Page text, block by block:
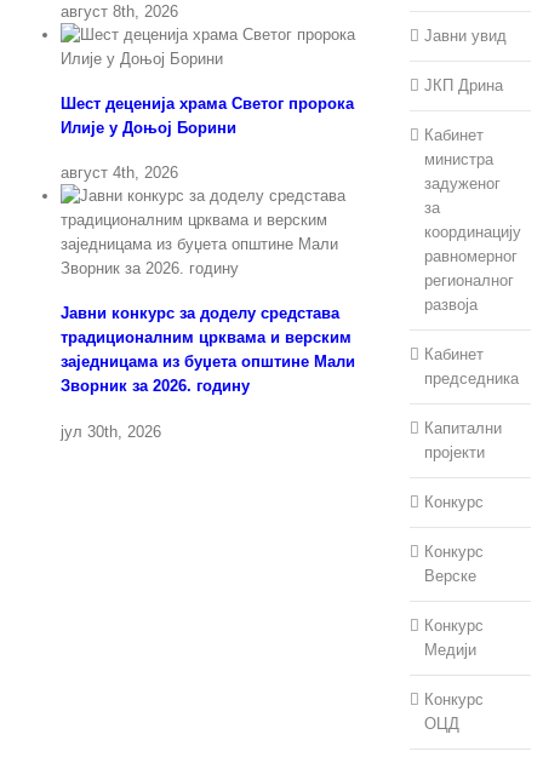
август 8th, 2026
Шест деценија храма Светог пророка
Илије у Доњој Борини
август 4th, 2026
Јавни конкурс за доделу средстава
традиционалним црквама и верским
заједницама из буџета општине Мали
Зворник за 2026. годину
јул 30th, 2026
Јавни увид
ЈКП Дрина
Кабинет
министра
задуженог
за
координацију
равномерног
регионалног
развоја
Кабинет
председника
Капитални
пројекти
Конкурс
Конкурс
Верске
Конкурс
Медији
Конкурс
ОЦД